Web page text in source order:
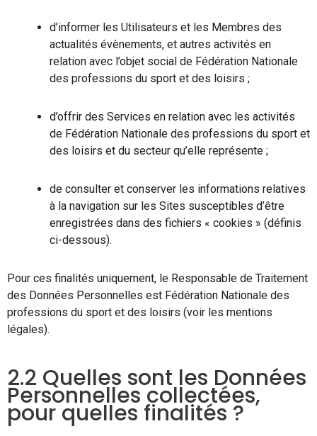
d’informer les Utilisateurs et les Membres des
actualités évènements, et autres activités en
relation avec l’objet social de Fédération Nationale
des professions du sport et des loisirs ;
d’offrir des Services en relation avec les activités
de Fédération Nationale des professions du sport et
des loisirs et du secteur qu’elle représente ;
de consulter et conserver les informations relatives
à la navigation sur les Sites susceptibles d’être
enregistrées dans des fichiers « cookies » (définis
ci-dessous).
Pour ces finalités uniquement, le Responsable de Traitement
des Données Personnelles est Fédération Nationale des
professions du sport et des loisirs (voir les mentions
légales).
2.2 Quelles sont les Données
Personnelles collectées,
pour quelles finalités ?